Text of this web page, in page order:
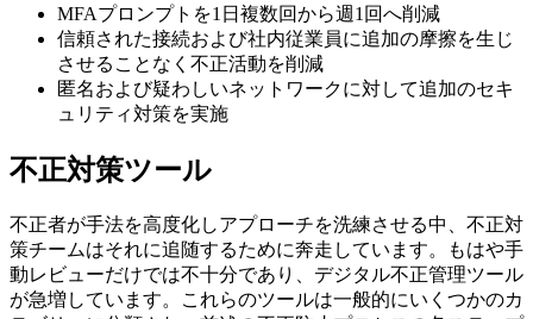
MFAプロンプトを1日複数回から週1回へ削減
信頼された接続および社内従業員に追加の摩擦を生じ
させることなく不正活動を削減
匿名および疑わしいネットワークに対して追加のセキ
ュリティ対策を実施
不正対策ツール
不正者が手法を高度化しアプローチを洗練させる中、不正対
策チームはそれに追随するために奔走しています。もはや手
動レビューだけでは不十分であり、デジタル不正管理ツール
が急増しています。これらのツールは一般的にいくつかのカ